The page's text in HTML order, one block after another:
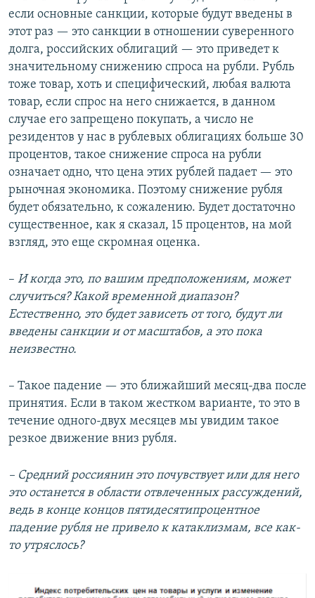
если основные санкции, которые будут введены в
этот раз — это санкции в отношении суверенного
долга, российских облигаций — это приведет к
значительному снижению спроса на рубли. Рубль
тоже товар, хоть и специфический, любая валюта
товар, если спрос на него снижается, в данном
случае его запрещено покупать, а число не
резидентов у нас в рублевых облигациях больше 30
процентов, такое снижение спроса на рубли
означает одно, что цена этих рублей падает — это
рыночная экономика. Поэтому снижение рубля
будет обязательно, к сожалению. Будет достаточно
существенное, как я сказал, 15 процентов, на мой
взгляд, это еще скромная оценка.
– И когда это, по вашим предположениям, может
случиться? Какой временной диапазон?
Естественно, это будет зависеть от того, будут ли
введены санкции и от масштабов, а это пока
неизвестно.
– Такое падение — это ближайший месяц-два после
принятия. Если в таком жестком варианте, то это в
течение одного-двух месяцев мы увидим такое
резкое движение вниз рубля.
– Средний россиянин это почувствует или для него
это останется в области отвлеченных рассуждений,
ведь в конце концов пятидесятипроцентное
падение рубля не привело к катаклизмам, все как-
то утряслось?